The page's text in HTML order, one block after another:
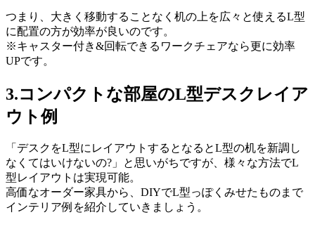
つまり、大きく移動することなく机の上を広々と使えるL型
に配置の方が効率が良いのです。
※キャスター付き&回転できるワークチェアなら更に効率
UPです。
3.コンパクトな部屋のL型デスクレイア
ウト例
「デスクをL型にレイアウトするとなるとL型の机を新調し
なくてはいけないの?」と思いがちですが、様々な方法でL
型レイアウトは実現可能。
高価なオーダー家具から、DIYでL型っぽくみせたものまで
インテリア例を紹介していきましょう。